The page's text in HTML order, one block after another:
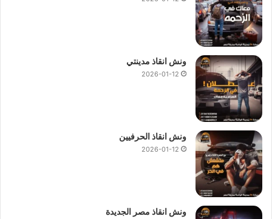
ونش انقاذ مدينتي
2026-01-12
ونش انقاذ الحرفيين
2026-01-12
ونش انقاذ مصر الجديدة